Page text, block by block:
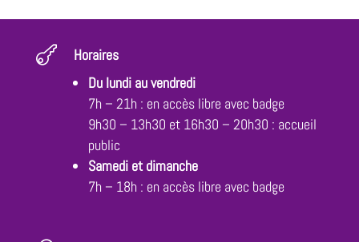

Horaires
Du lundi au vendredi
7h – 21h : en accès libre avec badge
9h30 – 13h30 et 16h30 – 20h30 : accueil
public
Samedi et dimanche
7h – 18h : en accès libre avec badge